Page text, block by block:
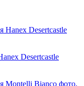
Desertcastle